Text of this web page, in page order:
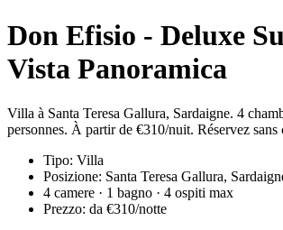
Don Efisio - Deluxe
Vista Panoramica
Villa à Santa Teresa Gallura, Sardaigne. 4
personnes. À partir de €310/nuit. Réservez sans
Tipo: Villa
Posizione: Santa Teresa Gallura,
4 camere · 1 bagno · 4 ospiti max
Prezzo: da €310/notte